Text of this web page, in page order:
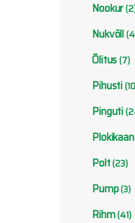
Nookur
Nukvõll
Õlitus (7)
Pihusti
Pinguti
Polt(23)
Pump(3)
Rihm(41)